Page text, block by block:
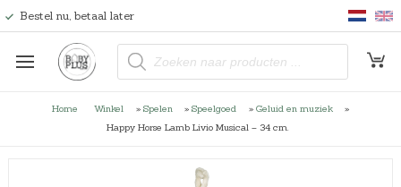
Bestel nu, betaal later
P
o
c
t
e
Home Winkel » Spelen » Speelgoed » Geluid en muziek
»
Happy Horse Lamb Livio Musical – 34 cm.